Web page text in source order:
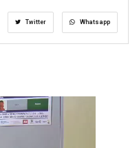
Twitter Whatsapp